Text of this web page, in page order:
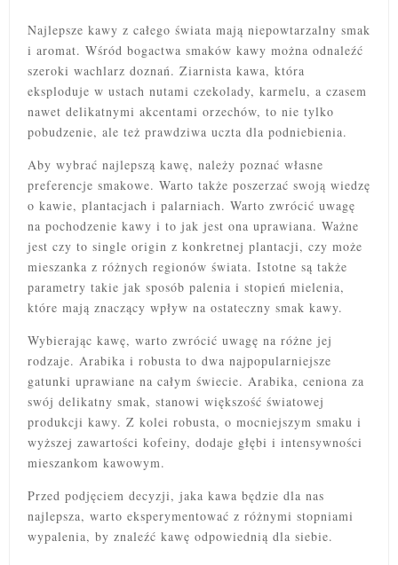
Najlepsze kawy z całego świata mają niepowtarzalny smak
i aromat. Wśród bogactwa smaków kawy można odnaleźć
szeroki wachlarz doznań. Ziarnista kawa, która
eksploduje w ustach nutami czekolady, karmelu, a czasem
nawet delikatnymi akcentami orzechów, to nie tylko
pobudzenie, ale też prawdziwa uczta dla podniebienia.
Aby wybrać najlepszą kawę, należy poznać własne
preferencje smakowe. Warto także poszerzać swoją wiedzę
o kawie, plantacjach i palarniach. Warto zwrócić uwagę
na pochodzenie kawy i to jak jest ona uprawiana. Ważne
jest czy to single origin z konkretnej plantacji, czy może
mieszanka z różnych regionów świata. Istotne są także
parametry takie jak sposób palenia i stopień mielenia,
które mają znaczący wpływ na ostateczny smak kawy.
Wybierając kawę, warto zwrócić uwagę na różne jej
rodzaje. Arabika i robusta to dwa najpopularniejsze
gatunki uprawiane na całym świecie. Arabika, ceniona za
swój delikatny smak, stanowi większość światowej
produkcji kawy. Z kolei robusta, o mocniejszym smaku i
wyższej zawartości kofeiny, dodaje głębi i intensywności
mieszankom kawowym.
Przed podjęciem decyzji, jaka kawa będzie dla nas
najlepsza, warto eksperymentować z różnymi stopniami
wypalenia, by znaleźć kawę odpowiednią dla siebie.